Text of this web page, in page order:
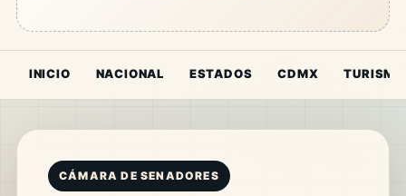
INICIO NACIONAL ESTADOS CDMX TURISMO
CÁMARA DE SENADORES